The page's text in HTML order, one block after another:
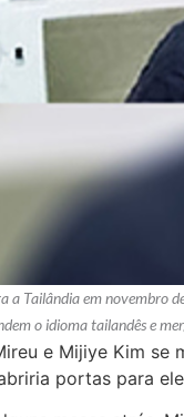
a Tailândia em novembro
o idioma tailandês e
e Mijiye Kim se
portas para